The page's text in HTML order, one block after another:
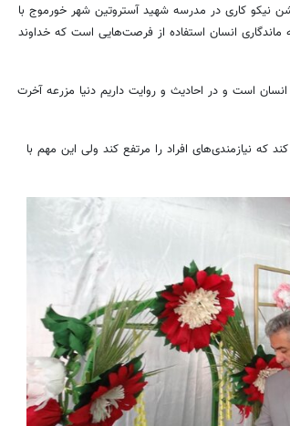
نیکو کاری در مدرسه شهیدآستروتین شهر خورموج با
ماندگاری انسان استفاده از فرصت‌هایی است که خداوند
است و در احادیث و روایت داریم دنیا مزرعه آخرت
که نیازمندی‌های افراد را مرتفع کند ولی این مهم با